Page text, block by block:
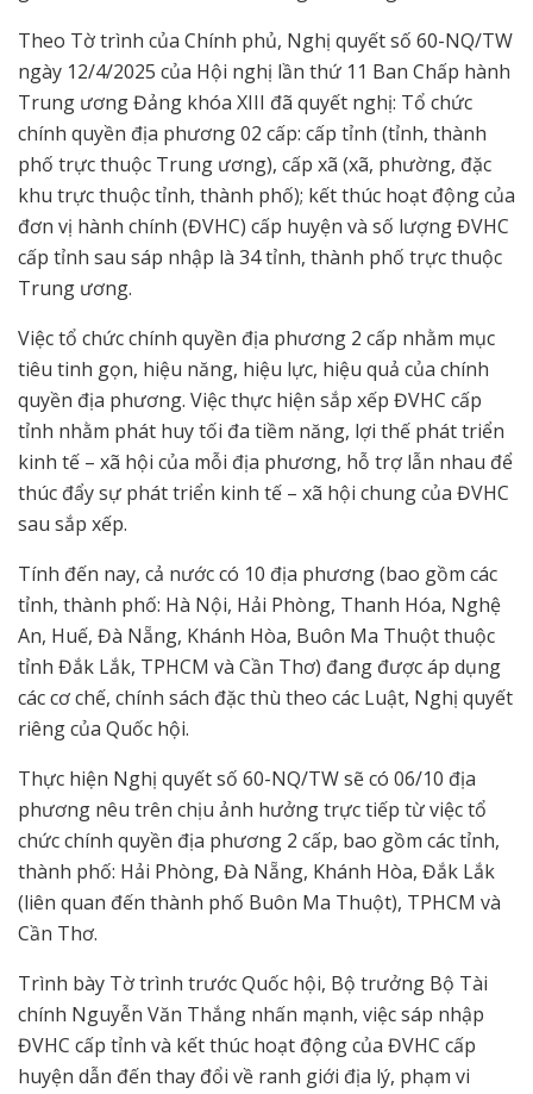
Theo Tờ trình của Chính phủ, Nghị quyết số 60-NQ/TW
ngày 12/4/2025 của Hội nghị lần thứ 11 Ban Chấp hành
Trung ương Đảng khóa XIII đã quyết nghị: Tổ chức
chính quyền địa phương 02 cấp: cấp tỉnh (tỉnh, thành
phố trực thuộc Trung ương), cấp xã (xã, phường, đặc
khu trực thuộc tỉnh, thành phố); kết thúc hoạt động của
đơn vị hành chính (ĐVHC) cấp huyện và số lượng ĐVHC
cấp tỉnh sau sáp nhập là 34 tỉnh, thành phố trực thuộc
Trung ương.
Việc tổ chức chính quyền địa phương 2 cấp nhằm mục
tiêu tinh gọn, hiệu năng, hiệu lực, hiệu quả của chính
quyền địa phương. Việc thực hiện sắp xếp ĐVHC cấp
tỉnh nhằm phát huy tối đa tiềm năng, lợi thế phát triển
kinh tế – xã hội của mỗi địa phương, hỗ trợ lẫn nhau để
thúc đẩy sự phát triển kinh tế – xã hội chung của ĐVHС
sau sắp xếp.
Tính đến nay, cả nước có 10 địa phương (bao gồm các
tỉnh, thành phố: Hà Nội, Hải Phòng, Thanh Hóa, Nghệ
An, Huế, Đà Nẵng, Khánh Hòa, Buôn Ma Thuột thuộc
tỉnh Đắk Lắk, TPHCM và Cần Thơ) đang được áp dụng
các cơ chế, chính sách đặc thù theo các Luật, Nghị quyết
riêng của Quốc hội.
Thực hiện Nghị quyết số 60-NQ/TW sẽ có 06/10 địa
phương nêu trên chịu ảnh hưởng trực tiếp từ việc tổ
chức chính quyền địa phương 2 cấp, bao gồm các tỉnh,
thành phố: Hải Phòng, Đà Nẵng, Khánh Hòa, Đắk Lắk
(liên quan đến thành phố Buôn Ma Thuột), TPHCM và
Cần Thơ.
Trình bày Tờ trình trước Quốc hội, Bộ trưởng Bộ Tài
chính Nguyễn Văn Thắng nhấn mạnh, việc sáp nhập
ĐVHC cấp tỉnh và kết thúc hoạt động của ĐVHC cấp
huyện dẫn đến thay đổi về ranh giới địa lý, phạm vi